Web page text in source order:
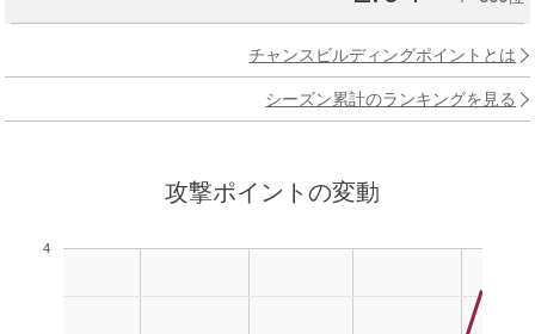
チャンスビルディングポイントとは
シーズン累計のランキングを見る
攻撃ポイントの変動
4